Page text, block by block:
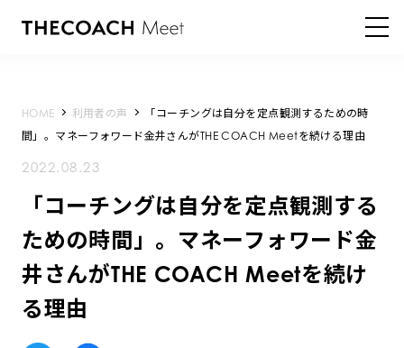
HOME 利用者の声
「コーチングは自分を定点観測するための時
間」。マネーフォワード金井さんがTHE COACH Meetを続ける理由
2022.08.23
「コーチングは自分を定点観測する
ための時間」。マネーフォワード金
井さんがTHE COACH Meetを続け
る理由